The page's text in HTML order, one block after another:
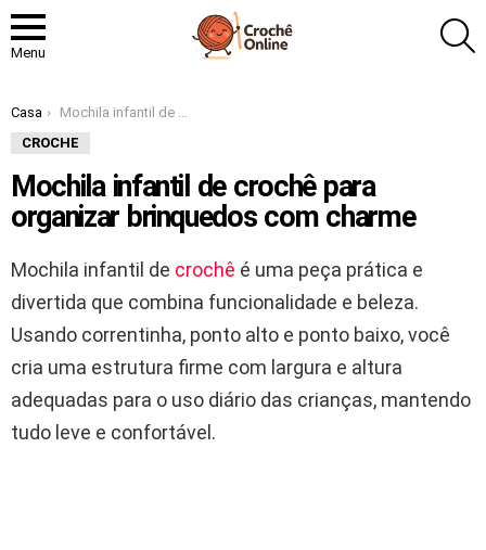
Menu
Você está aqui:
Casa
Mochila infantil de crochê para organizar brinquedos com charme
CROCHE
Mochila infantil de crochê para
organizar brinquedos com charme
Mochila infantil de crochê é uma peça prática e
divertida que combina funcionalidade e beleza.
Usando correntinha, ponto alto e ponto baixo, você
cria uma estrutura firme com largura e altura
adequadas para o uso diário das crianças, mantendo
tudo leve e confortável.